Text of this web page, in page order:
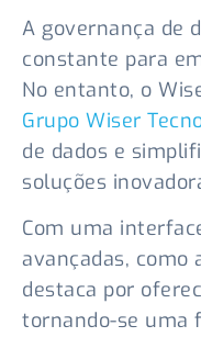
A governança de
constante para
No entanto, o
Grupo Wiser
de dados e
soluções
Com uma
avançadas, como
destaca por
tornando-se uma